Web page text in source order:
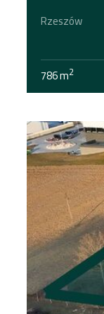
Rzeszów
786 m2